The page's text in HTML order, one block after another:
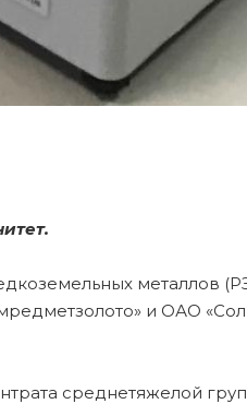
металлов
и ОАО
среднетяжелой